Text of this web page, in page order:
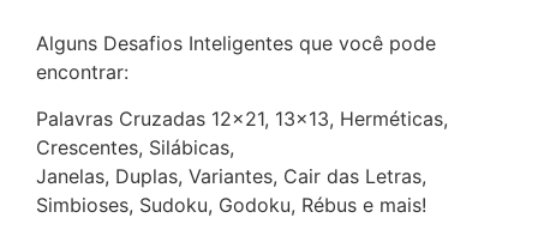
Alguns Desafios Inteligentes que você pode
encontrar:
Palavras Cruzadas 12×21, 13×13, Herméticas,
Crescentes, Silábicas,
Janelas, Duplas, Variantes, Cair das Letras,
Simbioses, Sudoku, Godoku, Rébus e mais!